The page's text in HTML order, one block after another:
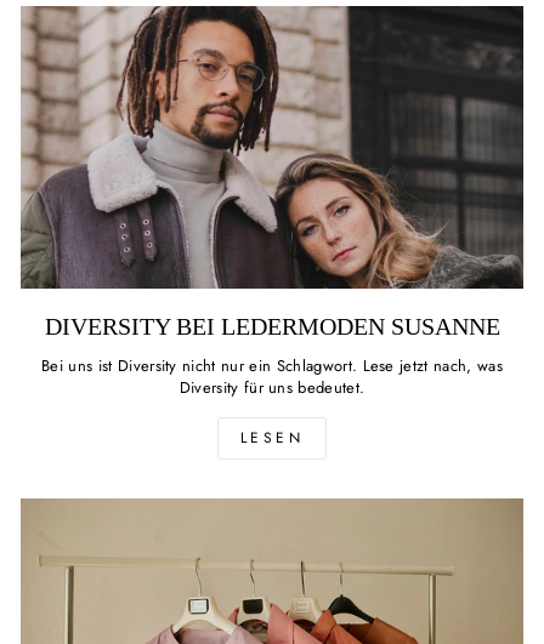
DIVERSITY BEI LEDERMODEN SUSANNE
Bei uns ist Diversity nicht nur ein Schlagwort. Lese jetzt nach, was
Diversity für uns bedeutet.
LESEN